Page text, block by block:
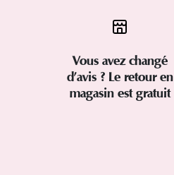
Vous avez changé
d’avis ? Le retour en
magasin est gratuit